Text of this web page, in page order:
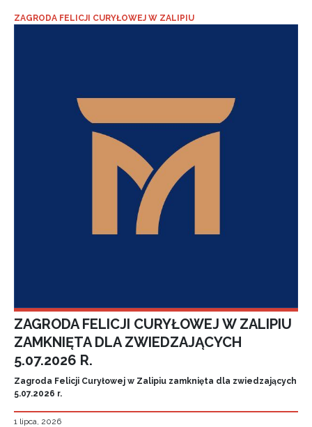
ZAGRODA FELICJI CURYŁOWEJ W ZALIPIU
ZAGRODA FELICJI CURYŁOWEJ W ZALIPIU
ZAMKNIĘTA DLA ZWIEDZAJĄCYCH
5.07.2026 R.
Zagroda Felicji Curyłowej w Zalipiu zamknięta dla zwiedzających
5.07.2026 r.
1 lipca, 2026